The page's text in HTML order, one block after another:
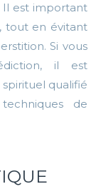
Il est important
tout en évitant
Si vous
il est
qualifié
de